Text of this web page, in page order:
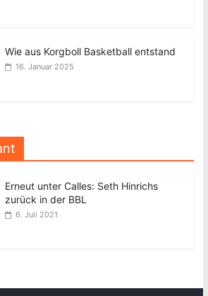
Wie aus Korgboll Basketball entstand
16. Januar 2025
Erneut unter Calles: Seth Hinrichs
zurück in der BBL
6. Juli 2021